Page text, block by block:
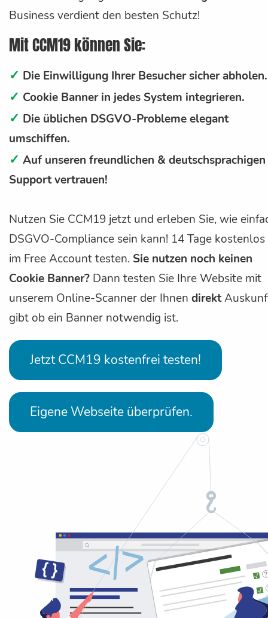
Business verdient den besten Schutz!
Mit CCM19 können Sie:
✓ Die Einwilligung Ihrer Besucher sicher abholen.
✓ Cookie Banner in jedes System integrieren.
✓ Die üblichen DSGVO-Probleme elegant
umschiffen.
✓ Auf unseren freundlichen & deutschsprachigen
Support vertrauen!
Nutzen Sie CCM19 jetzt und erleben Sie, wie
DSGVO-Compliance sein kann! 14 Tage kostenlos
im Free Account testen. Sie nutzen noch keinen
Cookie Banner? Dann testen Sie Ihre Website mit
unserem Online-Scanner der Ihnen direkt
gibt ob ein Banner notwendig ist.
Jetzt CCM19 kostenfrei testen!
Eigene Webseite überprüfen.